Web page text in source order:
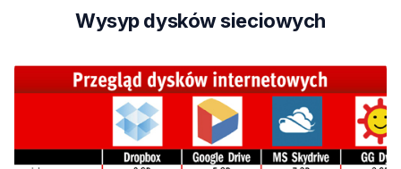
Wysyp dysków sieciowych